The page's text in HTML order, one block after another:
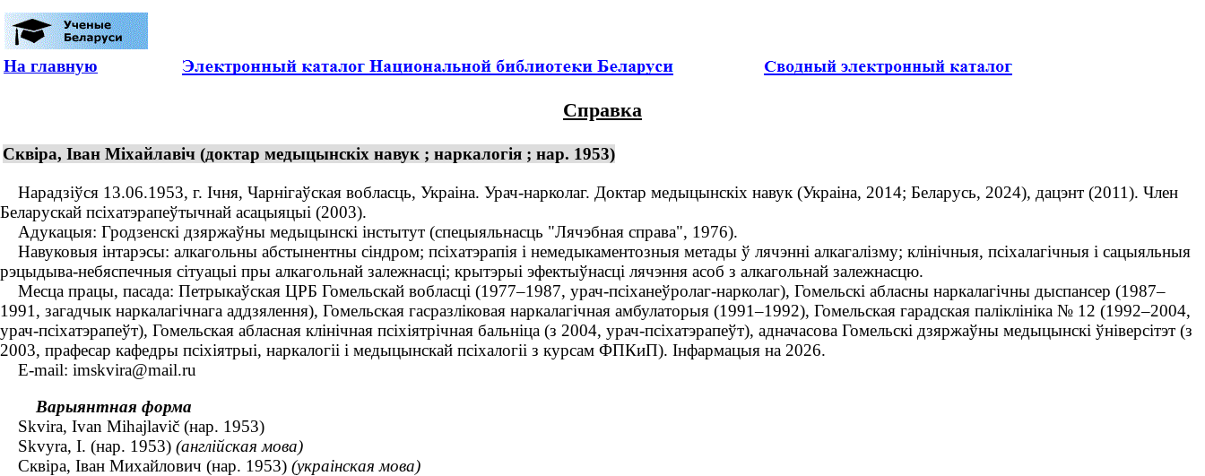
На главную
Справка
Сквіра, Іван Міхайлавіч (доктар медыцынскіх навук ; наркалогія ; нар. 1953)
Нарадзіўся 13.06.1953, г. Ічня, Чарнігаўская вобласць, Украіна. Урач-нарколаг. Доктар медыцынскіх навук (Украіна, 2014; Беларусь, 2024), дацэнт (2011). Член
Беларускай псіхатэрапеўтычнай асацыяцыі (2003).
Адукацыя: Гродзенскі дзяржаўны медыцынскі інстытут (спецыяльнасць "Лячэбная справа", 1976).
Навуковыя інтарэсы: алкагольны абстынентны сіндром; псіхатэрапія і немедыкаментозныя метады ў лячэнні алкагалізму; клінічныя, псіхалагічныя і сацыяльныя
рэцыдыва-небяспечныя сітуацыі пры алкагольнай залежнасці; крытэрыі эфектыўнасці лячэння асоб з алкагольнай залежнасцю.
Месца працы, пасада: Петрыкаўская ЦРБ Гомельскай вобласці (1977–1987, урач-псіханеўролаг-нарколаг), Гомельскі абласны наркалагічны дыспансер (1987–
1991, загадчык наркалагічнага аддзялення), Гомельская гасразліковая наркалагічная амбулаторыя (1991–1992), Гомельская гарадская паліклініка № 12 (1992–2004,
урач-псіхатэрапеўт), Гомельская абласная клінічная псіхіятрічная бальніца (з 2004, урач-псіхатэрапеўт), адначасова Гомельскі дзяржаўны медыцынскі ўніверсітэт (з
2003, прафесар кафедры псіхіятрыі, наркалогіі і медыцынскай псіхалогіі з курсам ФПКиП). Інфармацыя на 2026.
E-mail: imskvira@mail.ru
Варыянтная форма
Skvira, Ivan Mihajlavič (нар. 1953)
Skvyra, I. (нар. 1953) (англійская мова)
Сквіра, Іван Михайлович (нар. 1953) (украінская мова)